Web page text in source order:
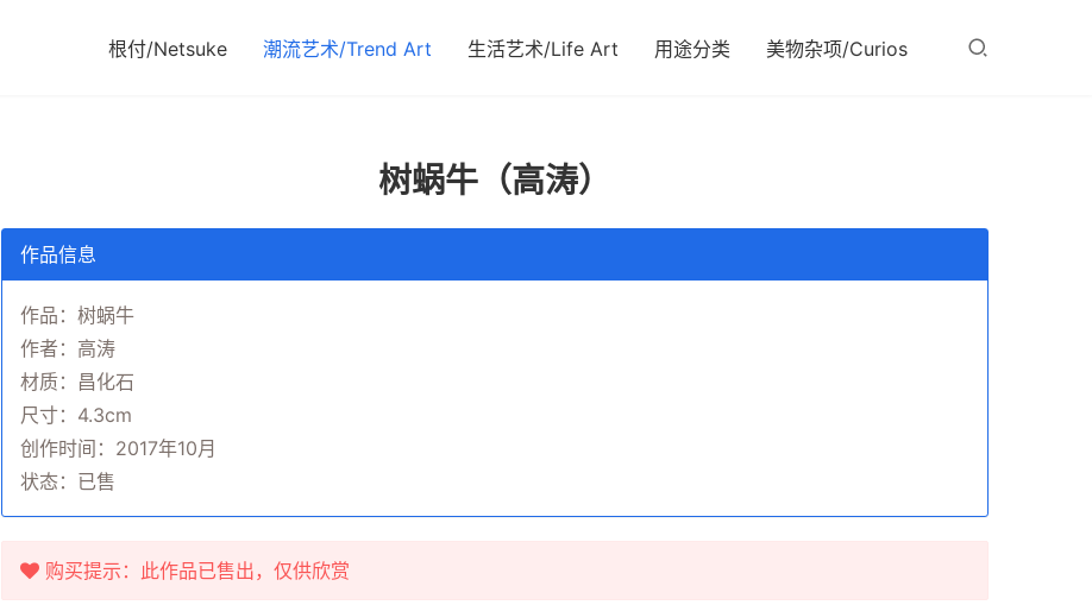
根付/Netsuke 潮流艺术/Trend Art 生活艺术/Life Art 用途分类 美物杂项/Curios
树蜗牛（高涛）
作品信息
作品：树蜗牛
作者：高涛
材质：昌化石
尺寸：4.3cm
创作时间：2017年10月
状态：已售
购买提示：此作品已售出，仅供欣赏